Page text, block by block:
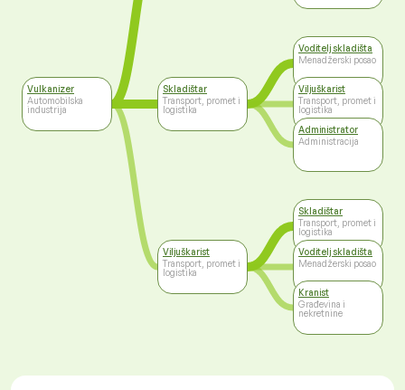
Vulkanizer
Automobilska
industrija
Skladištar
Transport, promet i
logistika
Viljuškarist
Transport, promet i
logistika
Voditelj skladišta
Menadžerski posao
Viljuškarist
Transport, promet i
logistika
Administrator
Administracija
Skladištar
Transport, promet i
logistika
Voditelj skladišta
Menadžerski posao
Kranist
Građevina i
nekretnine